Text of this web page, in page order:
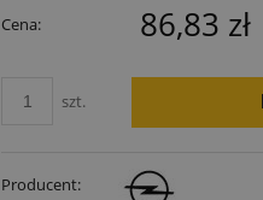
Cena: 86,83 zł
szt.
Producent: